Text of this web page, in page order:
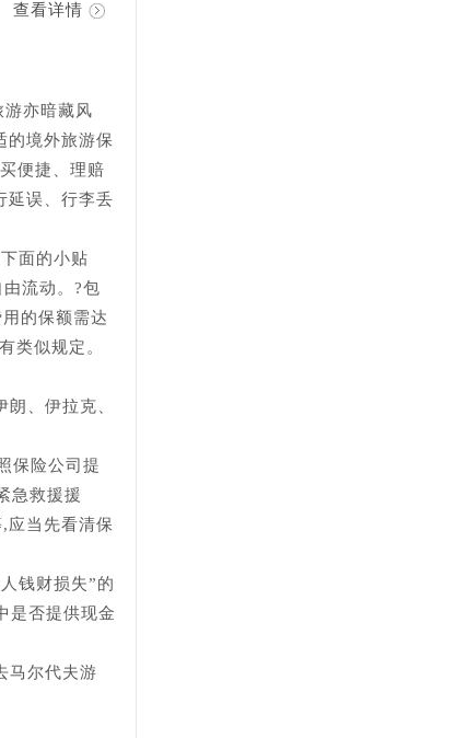
查看详情
游亦暗藏风
的境外旅游保
便捷、理赔
延误、行李丢
面的小贴
流动。?包
的保额需达
类似规定。
、伊拉克、
保险公司提
急救援援
应当先看清保
钱财损失”的
是否提供现金
马尔代夫游